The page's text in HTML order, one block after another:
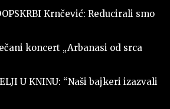
Krnčević: Reducirali smo
koncert „Arbanasi od srca
U KNINU: “Naši bajkeri izazvali